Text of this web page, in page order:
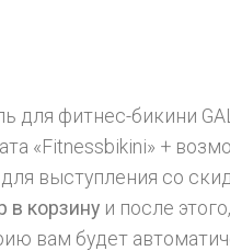
для фитнес-бикини
«Fitnessbikini» +
выступления со
в корзину и после
вам будет